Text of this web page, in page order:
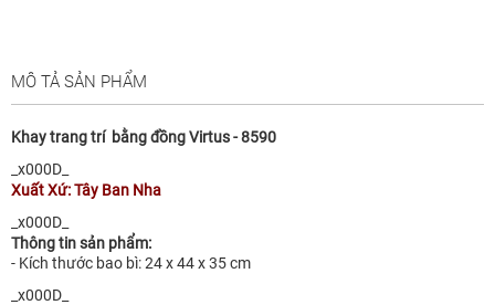
MÔ TẢ SẢN PHẨM
Khay trang trí bằng đồng Virtus - 8590
_x000D_
Xuất Xứ: Tây Ban Nha
_x000D_
Thông tin sản phẩm:
- Kích thước bao bì: 24 x 44 x 35 cm
_x000D_